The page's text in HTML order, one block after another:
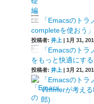
「Emacsのト
completeを使おう
投稿者:井上 |1月 31,
「Emacsのト
をもっと快適にす
投稿者:井上 |3月 21,
「Emacsのト
Vimmerが考え
郎)